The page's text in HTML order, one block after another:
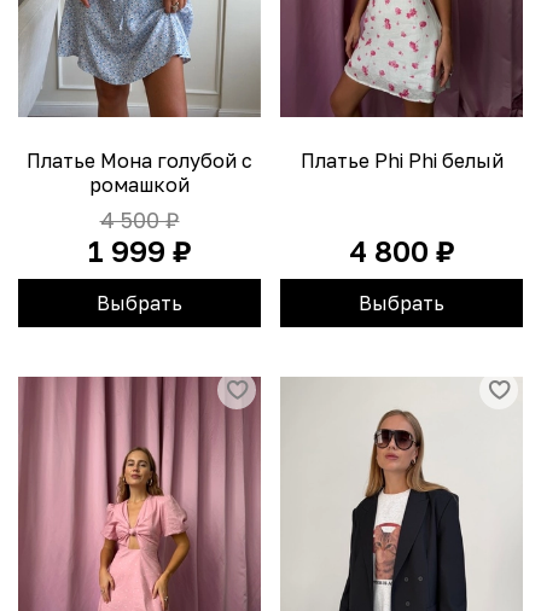
Платье Мона голубой с
ромашкой
4 500 ₽
1 999 ₽
Выбрать
Платье Phi Phi белый
4 800 ₽
Выбрать